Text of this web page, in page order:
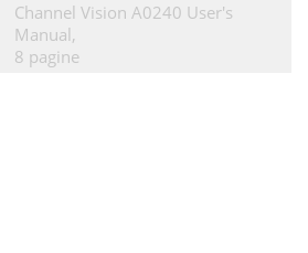
Channel Vision A0240 User's
Manual,
8 pagine